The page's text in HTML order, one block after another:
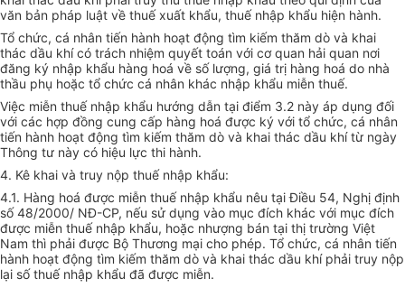
văn bản pháp luật về thuế xuất khẩu, thuế nhập khẩu hiện hành.
Tổ chức, cá nhân tiến hành hoạt động tìm kiếm thăm dò và khai
thác dầu khí có trách nhiệm quyết toán với cơ quan hải quan nơi
đăng ký nhập khẩu hàng hoá về số lượng, giá trị hàng hoá do nhà
thầu phụ hoặc tổ chức cá nhân khác nhập khẩu miễn thuế.
Việc miễn thuế nhập khẩu hướng dẫn tại điểm 3.2 này áp dụng đối
với các hợp đồng cung cấp hàng hoá được ký với tổ chức, cá nhân
tiến hành hoạt động tìm kiếm thăm dò và khai thác dầu khí từ ngày
Thông tư này có hiệu lực thi hành.
4. Kê khai và truy nộp thuế nhập khẩu:
4.1. Hàng hoá được miễn thuế nhập khẩu nêu tại Điều 54, Nghị định
số 48/2000/ NĐ-CP, nếu sử dụng vào mục đích khác với mục đích
được miễn thuế nhập khẩu, hoặc nhượng bán tại thị trường Việt
Nam thì phải được Bộ Thương mại cho phép. Tổ chức, cá nhân tiến
hành hoạt động tìm kiếm thăm dò và khai thác dầu khí phải truy nộp
lại số thuế nhập khẩu đã được miễn.